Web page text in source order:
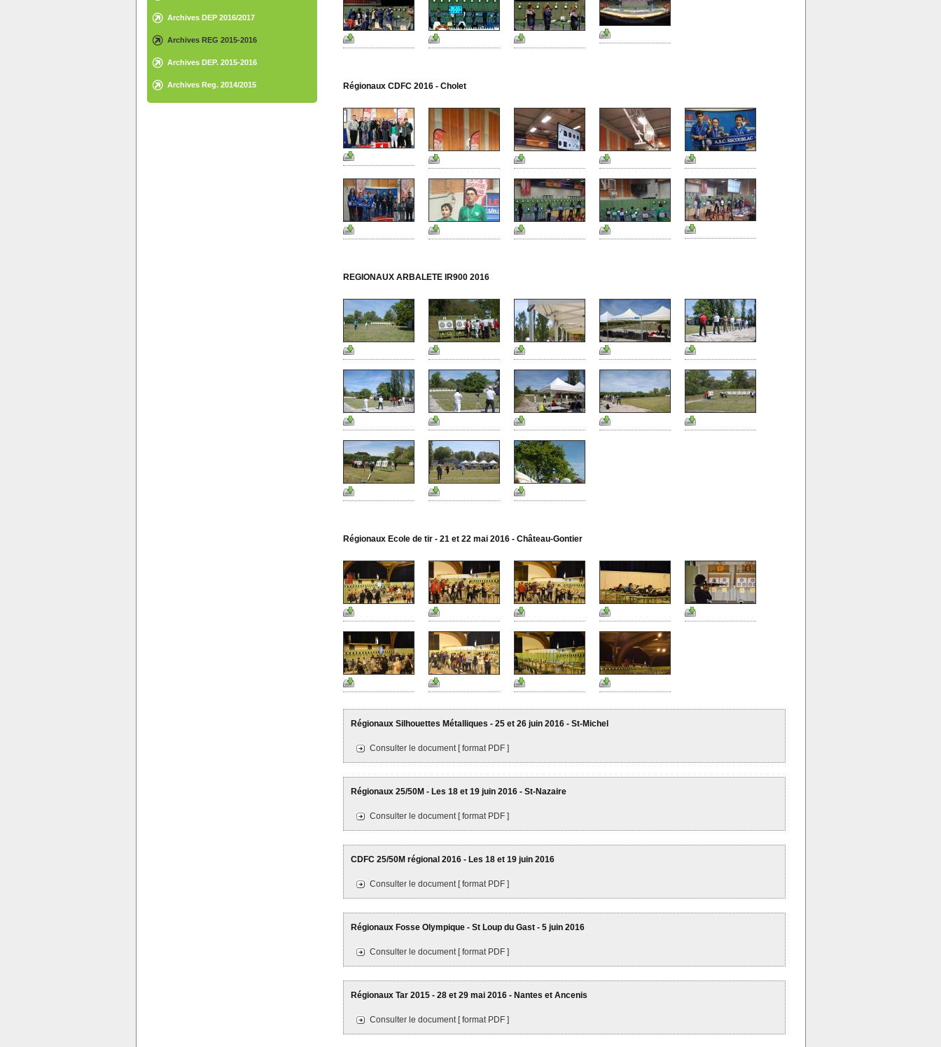
Archives DEP 2016/2017
Archives REG 2015-2016
Archives DEP. 2015-2016
Archives Reg. 2014/2015 Régionaux CDFC 2016 - Cholet
REGIONAUX ARBALETE IR900 2016
Régionaux Ecole de tir - 21 et 22 mai 2016 - Château-Gontier
Régionaux Silhouettes Métalliques - 25 et 26 juin 2016 - St-Michel
Consulter le document [ format PDF ]
Régionaux 25/50M - Les 18 et 19 juin 2016 - St-Nazaire
Consulter le document [ format PDF ]
CDFC 25/50M régional 2016 - Les 18 et 19 juin 2016
Consulter le document [ format PDF ]
Régionaux Fosse Olympique - St Loup du Gast - 5 juin 2016
Consulter le document [ format PDF ]
Régionaux Tar 2015 - 28 et 29 mai 2016 - Nantes et Ancenis
Consulter le document [ format PDF ]